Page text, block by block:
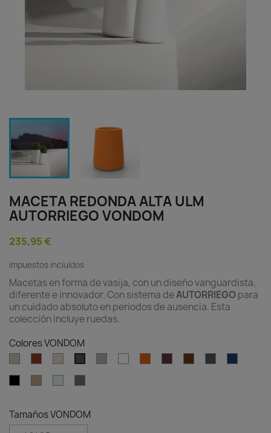
MACETA REDONDA ALTA ULM
AUTORRIEGO VONDOM
235,95 €
Impuestos incluidos
Macetas en forma de vasija, con un diseño vanguardista,
diferente e innovador. Con sistema deAUTORRIEGO para
un cuidado absoluto en periodos de ausencia. Esta
colección incluye ruedas.
Colores VONDOM
Tamaños VONDOM